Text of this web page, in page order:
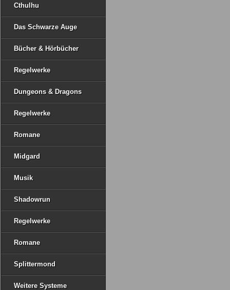
Cthulhu
Das Schwarze Auge
Bücher & Hörbücher
Regelwerke
Dungeons & Dragons
Regelwerke
Romane
Midgard
Musik
Shadowrun
Regelwerke
Romane
Splittermond
Weitere Systeme